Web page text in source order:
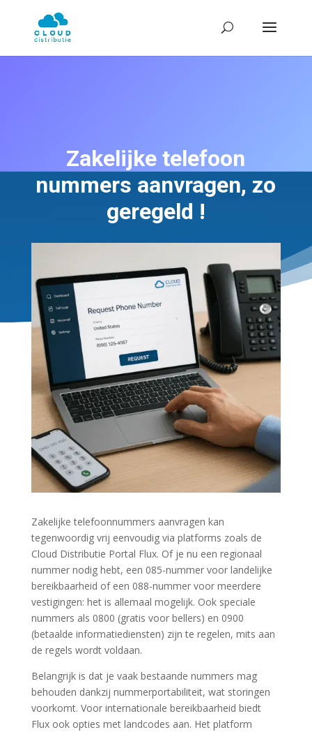
Zakelijke telefoon
nummers aanvragen, zo
geregeld !
Zakelijke telefoonnummers aanvragen kan
tegenwoordig vrij eenvoudig via platforms zoals de
Cloud Distributie Portal Flux. Of je nu een regionaal
nummer nodig hebt, een 085-nummer voor landelijke
bereikbaarheid of een 088-nummer voor meerdere
vestigingen: het is allemaal mogelijk. Ook speciale
nummers als 0800 (gratis voor bellers) en 0900
(betaalde informatiediensten) zijn te regelen, mits aan
de regels wordt voldaan.
Belangrijk is dat je vaak bestaande nummers mag
behouden dankzij nummerportabiliteit, wat storingen
voorkomt. Voor internationale bereikbaarheid biedt
Flux ook opties met landcodes aan. Het platform